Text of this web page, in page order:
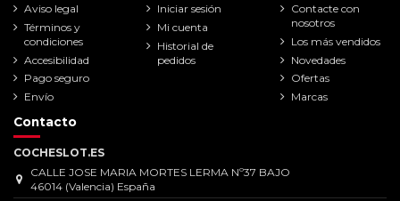
Aviso legal
Términos y
condiciones
Accesibilidad
Pago seguro
Envío
Iniciar sesión
Mi cuenta
Historial de
pedidos
Contacte con
nosotros
Los más vendidos
Novedades
Ofertas
Marcas
Contacto
COCHESLOT.ES
CALLE JOSE MARIA MORTES LERMA Nº37 BAJO
46014 (Valencia) España